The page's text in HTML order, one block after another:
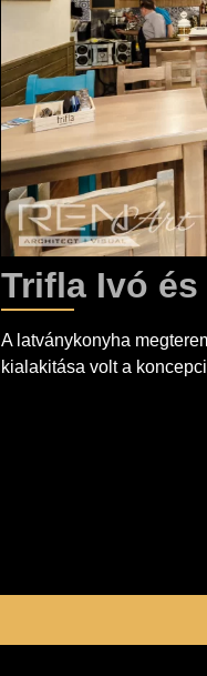
Trifla Ivó
A latványkonyha
kialakitása volt a